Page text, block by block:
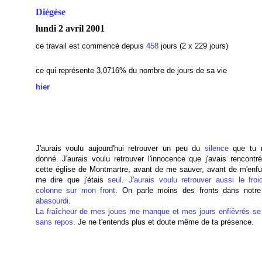
Diégèse
lundi 2 avril 2001
ce travail est commencé depuis 458jours (2 x 229 jours)
ce qui représente 3,0716% du nombre de jours de sa vie
hier
J'aurais voulu aujourd'hui retrouver un peu du silenceque tu
donné. J'aurais voulu retrouver l'innocence que j'avais
cette église de Montmartre, avant de me sauver, avant de
me dire que j'étaisseul . J'aurais voulu retrouver aussi le
colonne sur mon front. On parle moins des fronts dans
abasourdi.
La fraîcheur de mes joues me manque et mes jours enfiévrés
sans repos. Je ne t'entends plus et doute même de ta présence.